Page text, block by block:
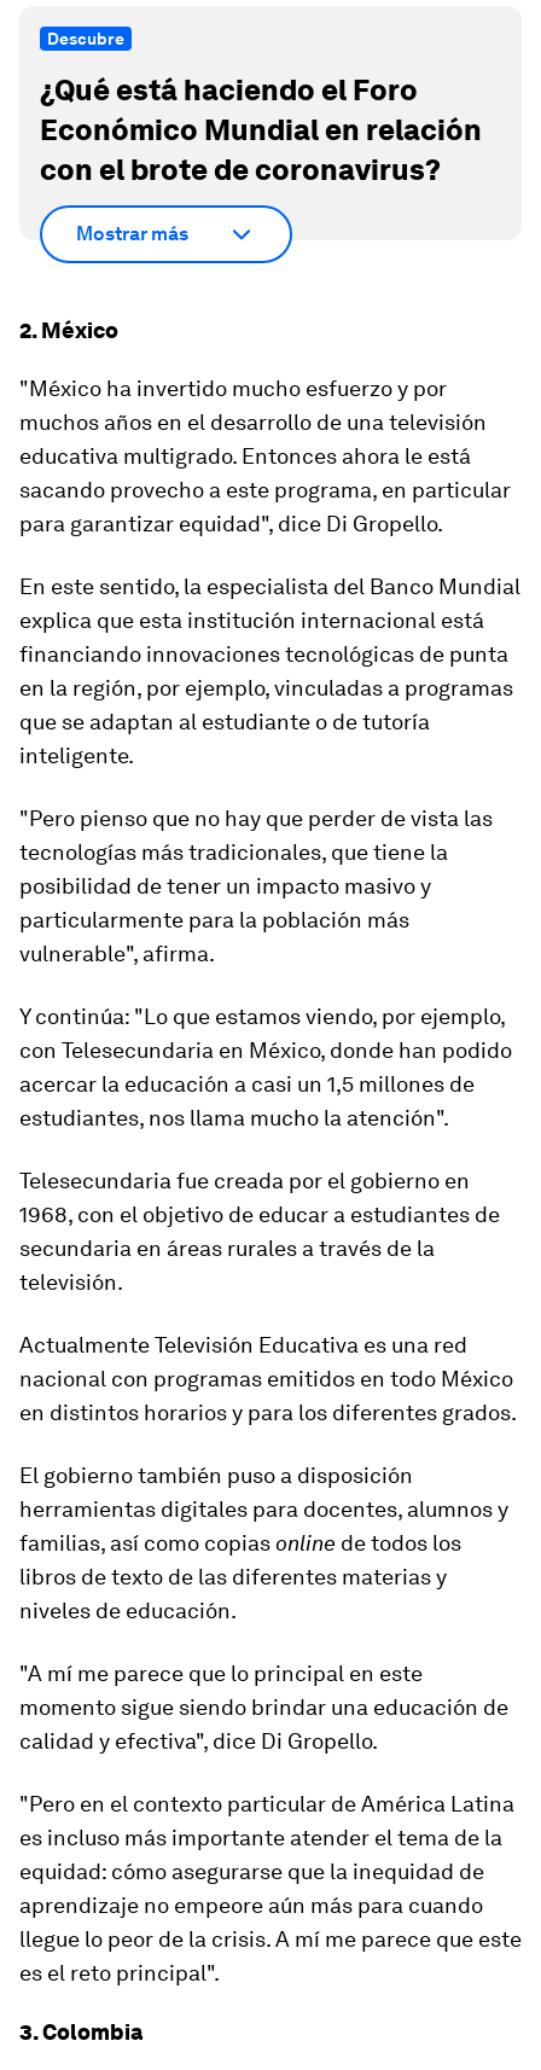
Descubre
¿Qué está haciendo el Foro
Económico Mundial en relación
con el brote de coronavirus?
Mostrar más
2. México
"México ha invertido mucho esfuerzo y por
muchos años en el desarrollo de una televisión
educativa multigrado. Entonces ahora le está
sacando provecho a este programa, en particular
para garantizar equidad", dice Di Gropello.
En este sentido, la especialista del Banco Mundial
explica que esta institución internacional está
financiando innovaciones tecnológicas de punta
en la región, por ejemplo, vinculadas a programas
que se adaptan al estudiante o de tutoría
inteligente.
"Pero pienso que no hay que perder de vista las
tecnologías más tradicionales, que tiene la
posibilidad de tener un impacto masivo y
particularmente para la población más
vulnerable", afirma.
Y continúa: "Lo que estamos viendo, por ejemplo,
con Telesecundaria en México, donde han podido
acercar la educación a casi un 1,5 millones de
estudiantes, nos llama mucho la atención".
Telesecundaria fue creada por el gobierno en
1968, con el objetivo de educar a estudiantes de
secundaria en áreas rurales a través de la
televisión.
ActualmenteTelevisión Educativa es una red
nacional con programas emitidos en todo México
en distintos horarios y para los diferentes grados.
El gobierno también puso a disposición
herramientas digitales para docentes, alumnos y
familias, así como copiasonline de todos los
libros de texto de las diferentes materias y
niveles de educación.
"A mí me parece que lo principal en este
momento sigue siendo brindar una educación de
calidad y efectiva", dice Di Gropello.
"Pero en el contexto particular de América Latina
es incluso más importante atender el tema de la
equidad: cómo asegurarse que la inequidad de
aprendizaje no empeore aún más para cuando
llegue lo peor de la crisis. A mí me parece que este
es el reto principal".
3. Colombia